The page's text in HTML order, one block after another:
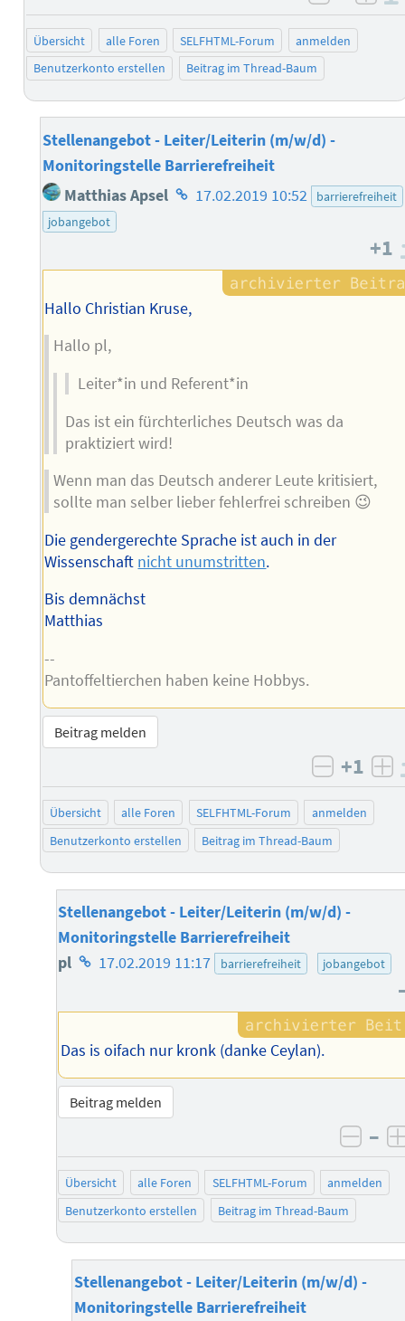
negativ
Übersicht alle Foren SELFHTML-Forum
anmelden
Benutzerkonto erstellen
Beitrag im Thread-Baum
Stellenangebot - Leiter/Leiterin (m/w/d) -
Monitoringstelle Barrierefreiheit
Matthias Apsel Homepage
17.02.2019 10:52
barrierefreiheit
jobangebot
+1
Hallo Christian Kruse,
Hallo pl,
Leiter*in und Referent*in
Das ist ein fürchterliches Deutsch was da
praktiziert wird!
Wenn man das Deutsch anderer Leute kritisiert,
sollte man selber lieber fehlerfrei schreiben 😉
Die gendergerechte Sprache ist auch in der
Wissenschaft nicht unumstritten.
Bis demnächst
Matthias
--
Pantoffeltierchen haben keine Hobbys.
Beitrag melden
negativ
+1
Übersicht alle Foren SELFHTML-Forum
anmelden
Benutzerkonto erstellen
Beitrag im Thread-Baum
Stellenangebot - Leiter/Leiterin (m/w/d) -
Monitoringstelle Barrierefreiheit
pl Homepage
Autors
17.02.2019 11:17 barrierefreiheit jobangebot
Das is oifach nur kronk (danke Ceylan).
Beitrag melden
–
Übersicht alle Foren SELFHTML-Forum
anmelden
Benutzerkonto erstellen
Beitrag im Thread-Baum
Stellenangebot - Leiter/Leiterin (m/w/d) -
Monitoringstelle Barrierefreiheit